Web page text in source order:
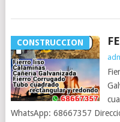
CONSTRUCCION
WhatsApp: 68667357